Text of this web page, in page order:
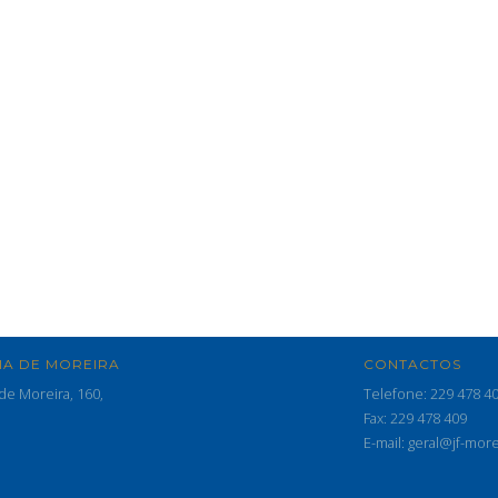
DE MOREIRA
Moreira, 160,
CONTACTOS
Telefone: 229 478
Fax: 229 478 409
E-mail: geral@jf-